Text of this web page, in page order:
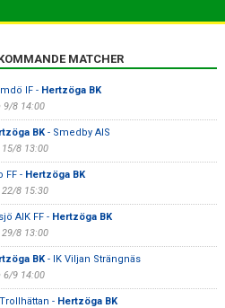
MATCHER
IF - Hertzöga BK
9/8 14:00
BK- Smedby AIS
8 13:00
FF - Hertzöga BK
8 15:30
AIK FF - Hertzöga BK
8 13:00
BK- IK Viljan Strängnäs
6/9 14:00
- Hertzöga BK